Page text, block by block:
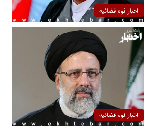
اخبار قوه قضائیه
اخبار قوه قضائیه